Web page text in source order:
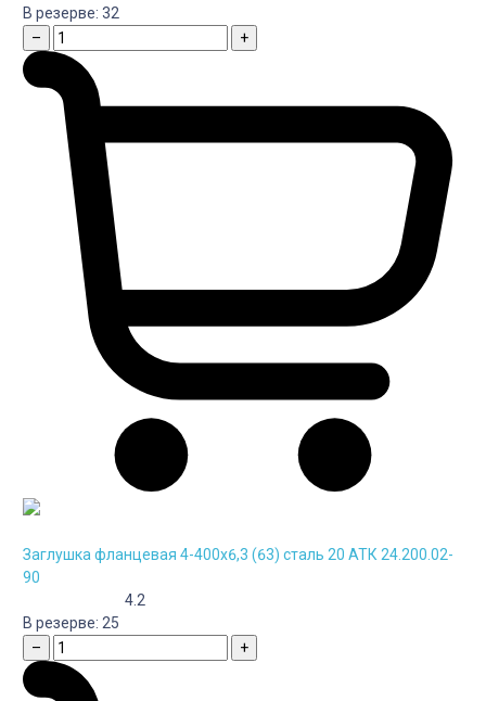
В резерве: 32
–
+
Заглушка фланцевая 4-400х6,3 (63) сталь 20 АТК 24.200.02-
90
4.2
В резерве: 25
–
+